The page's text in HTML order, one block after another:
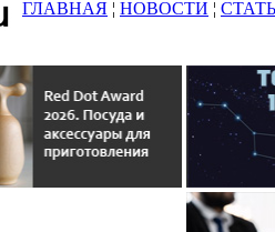
ГЛАВНАЯ ¦ НОВОСТИ ¦